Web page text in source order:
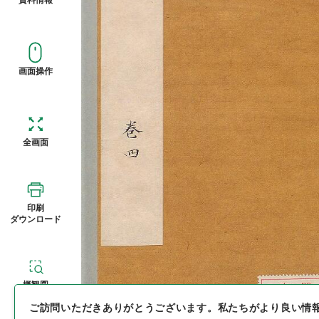
画面操作
全画面
印刷
ダウンロード
概観図
ご訪問いただきありがとうございます。 私たちがより良い情